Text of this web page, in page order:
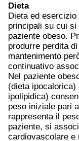
Dieta
Dieta ed
principali su cui si
paziente obeso.
produrre perdita
mantenimento
continuativo
Nel paziente
(dieta
ipolipidica)
peso iniziale pari
rappresenta il
paziente, si
cardiovascolare e